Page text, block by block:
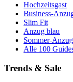
Hochzeitsgast
Business-
Slim Fit
Anzug blau
Sommer-Anzug
Alle 100
Trends & Sale